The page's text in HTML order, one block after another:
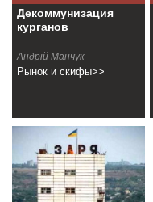
Декоммунизация
курганов
Андрій Манчук
Рынок и скифы>>